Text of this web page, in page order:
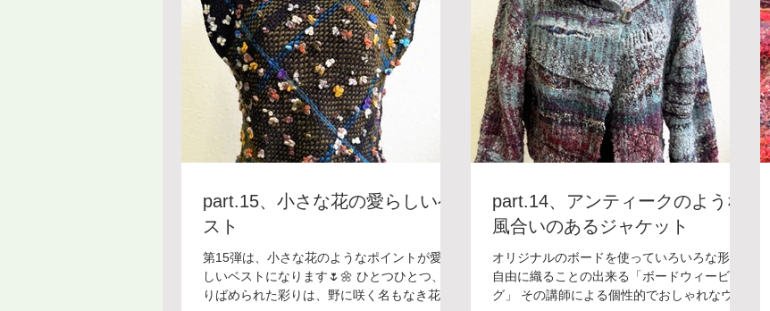
を楽しみながら、自分らしく彩ってくれそう
です！ このようにボードウィービングは毛糸
だけでなく、夏用の糸でウェアを作ることも
できます。 これからもご紹介していきますの
で、楽しみにお待ちいただけると嬉しいで
す！ ＊＊＊＊＊＊＊＊＊ ボードウィービング
教室 [銀座教室] 受講料：¥8,800/月(入会金：
¥5,500) 開講日：第１・第３金曜日 時 間：
13:30〜16:00 講 師：田巻夕起子 お教室につ
お問い合わせください。
お待ちいただけると嬉しいです！ ＊＊＊＊＊
＊＊＊＊ ボードウィービング教室 [銀座教室]
受講料：¥8,800/月(入会金：¥5,500) 開講日：
第１・第３金曜日 時 間：13:30〜16:00 講
師：田巻夕起子 お教室についてはフォーム・
メール・電話にてお気軽にお問い合わせくだ
さい。
part.15、小さな花の愛らしいベ
スト
第15弾は、小さな花のようなポイントが愛ら
しいベストになります🌷🌼 ひとつひとつ、散
りばめられた彩りは、野に咲く名もなき花た
part.14、アンティークのような
風合いのあるジャケット
オリジナルのボードを使っていろいろな形を
自由に織ることの出来る「ボードウィービン
グ」 その講師による個性的でおしゃれなウェ